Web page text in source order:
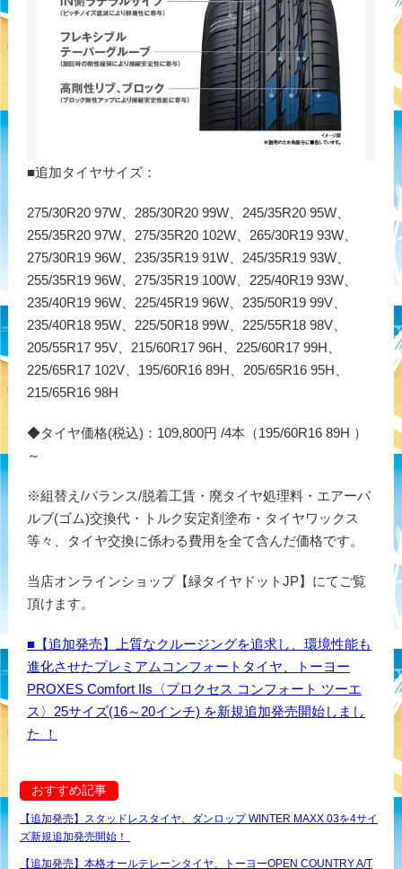
■追加タイヤサイズ：
275/30R20 97W、285/30R20 99W、245/35R20 95W、
255/35R20 97W、275/35R20 102W、265/30R19 93W、
275/30R19 96W、235/35R19 91W、245/35R19 93W、
255/35R19 96W、275/35R19 100W、225/40R19 93W、
235/40R19 96W、225/45R19 96W、235/50R19 99V、
235/40R18 95W、225/50R18 99W、225/55R18 98V、
205/55R17 95V、215/60R17 96H、225/60R17 99H、
225/65R17 102V、195/60R16 89H、205/65R16 95H、
215/65R16 98H
◆タイヤ価格(税込)：109,800円 /4本（195/60R16 89H ）
～
※組替え/バランス/脱着工賃・廃タイヤ処理料・エアーバ
ルブ(ゴム)交換代・トルク安定剤塗布・タイヤワックス
等々、タイヤ交換に係わる費用を全て含んだ価格です。
当店オンラインショップ【緑タイヤドットJP】にてご覧
頂けます。
■【追加発売】上質なクルージングを追求し、環境性能も
進化させたプレミアムコンフォートタイヤ、トーヨー
PROXES Comfort IIs〈プロクセス コンフォート ツーエ
ス〉25サイズ(16～20インチ) を新規追加発売開始しまし
た ！
おすすめ記事
【追加発売】スタッドレスタイヤ、ダンロップ WINTER MAXX 03を4サイ
ズ新規追加発売開始！
【追加発売】本格オールテレーンタイヤ、トーヨーOPEN COUNTRY A/T